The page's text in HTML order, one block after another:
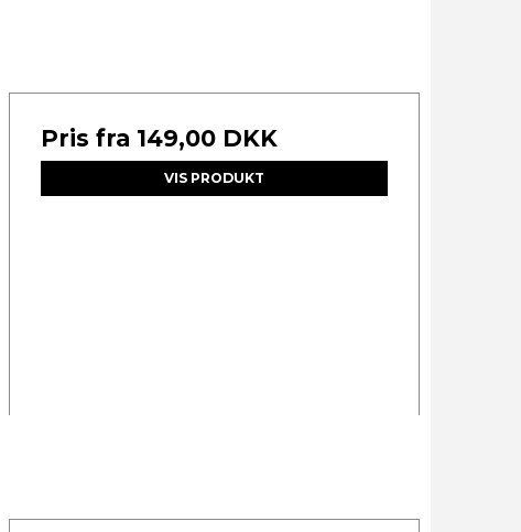
Pris fra 149,00 DKK
VIS PRODUKT